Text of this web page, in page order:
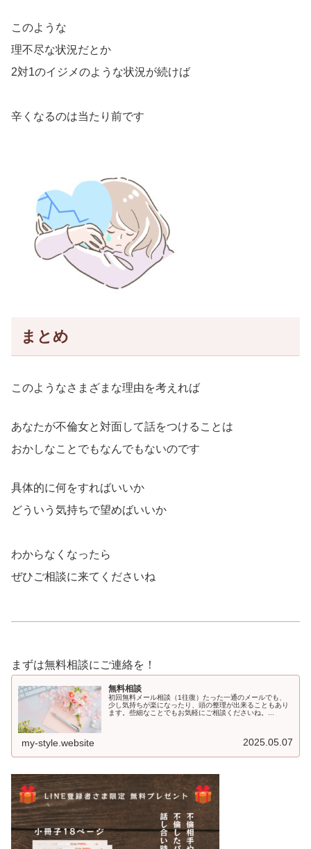
このような
理不尽な状況だとか
2対1のイジメのような状況が続けば
辛くなるのは当たり前です
まとめ
このようなさまざまな理由を考えれば
あなたが不倫女と対面して話をつけることは
おかしなことでもなんでもないのです
具体的に何をすればいいか
どういう気持ちで望めばいいか
わからなくなったら
ぜひご相談に来てくださいね
まずは無料相談にご連絡を！
無料相談
初回無料メール相談（1往復）たった一通のメールでも、
少し気持ちが楽になったり、頭の整理が出来ることもあり
ます。些細なことでもお気軽にご相談くださいね。...
my-style.website 2025.05.07